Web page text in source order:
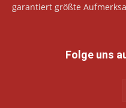
garantiert größte
Folge uns